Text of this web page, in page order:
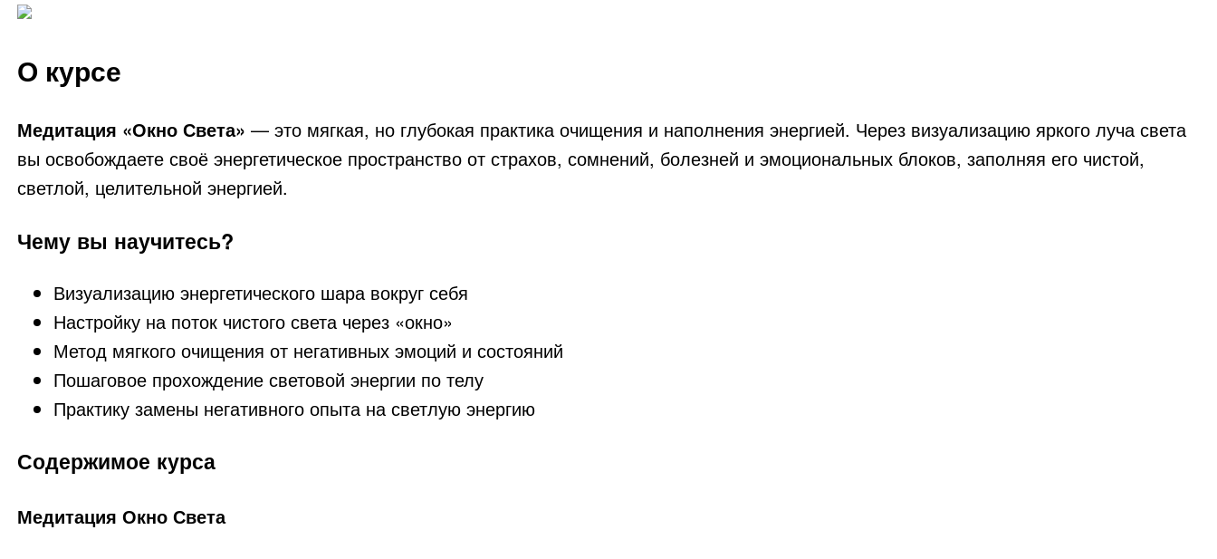
О курсе
Медитация «Окно Света» — это мягкая, но глубокая практика очищения и наполнения энергией. Через визуализацию яркого луча света
вы освобождаете своё энергетическое пространство от страхов, сомнений, болезней и эмоциональных блоков, заполняя его чистой,
светлой, целительной энергией.
Чему вы научитесь?
Визуализацию энергетического шара вокруг себя
Настройку на поток чистого света через «окно»
Метод мягкого очищения от негативных эмоций и состояний
Пошаговое прохождение световой энергии по телу
Практику замены негативного опыта на светлую энергию
Содержимое курса
Медитация Окно Света